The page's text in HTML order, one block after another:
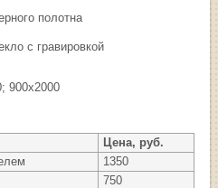
полотна
с гравировкой
900х2000
Цена, руб.
1350
750